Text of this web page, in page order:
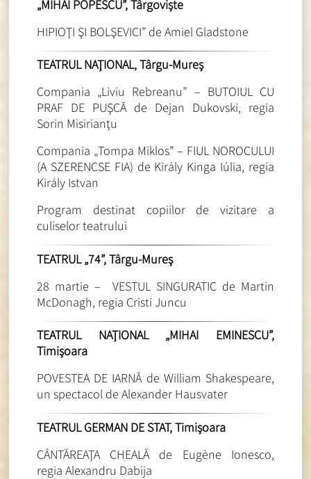
„MIHAI POPESCU”, Târgovişte
HIPIOŢI ŞI BOLŞEVICI” de Amiel Gladstone
TEATRUL NAŢIONAL, Târgu-Mureş
Compania „Liviu Rebreanu” – BUTOIUL CU
PRAF DE PUŞCĂ de Dejan Dukovski, regia
Sorin Misirianţu
Compania „Tompa Miklos” – FIUL NOROCULUI
(A SZERENCSE FIA) de Király Kinga Iúlia, regia
Király Istvan
Program destinat copiilor de vizitare a
culiselor teatrului
TEATRUL „74”, Târgu-Mureş
28 martie – VESTUL SINGURATIC de Martin
McDonagh, regia Cristi Juncu
TEATRUL NAŢIONAL „MIHAI EMINESCU”,
Timişoara
POVESTEA DE IARNĂ de William Shakespeare,
un spectacol de Alexander Hausvater
TEATRUL GERMAN DE STAT, Timişoara
CÂNTĂREAŢA CHEALĂ de Eugène Ionesco,
regia Alexandru Dabija